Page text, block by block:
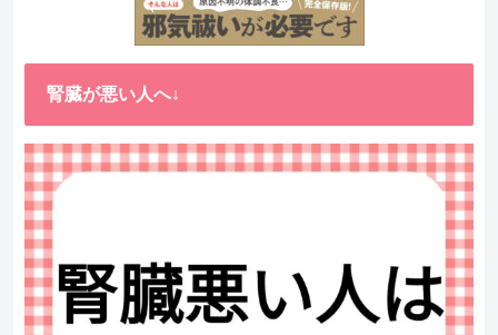
腎臓が悪い人へ↓